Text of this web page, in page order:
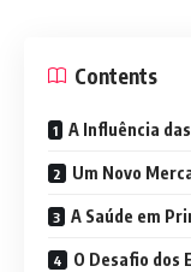
Contents
A Influência
Um Novo
A Saúde em
O Desafio dos